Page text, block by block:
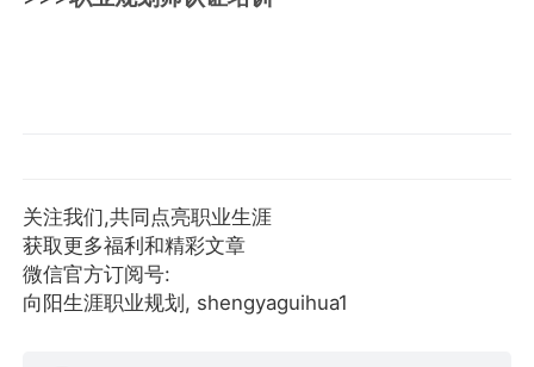
关注我们,共同点亮职业生涯
获取更多福利和精彩文章
微信官方订阅号:
向阳生涯职业规划, shengyaguihua1